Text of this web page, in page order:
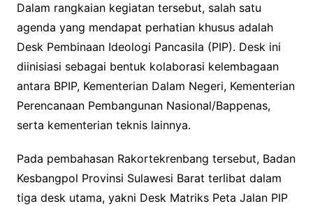
Dalam rangkaian kegiatan tersebut, salah satu
agenda yang mendapat perhatian khusus adalah
Desk Pembinaan Ideologi Pancasila (PIP). Desk ini
diinisiasi sebagai bentuk kolaborasi kelembagaan
antara BPIP, Kementerian Dalam Negeri, Kementerian
Perencanaan Pembangunan Nasional/Bappenas,
serta kementerian teknis lainnya.
Pada pembahasan Rakortekrenbang tersebut, Badan
Kesbangpol Provinsi Sulawesi Barat terlibat dalam
tiga desk utama, yakni Desk Matriks Peta Jalan PIP